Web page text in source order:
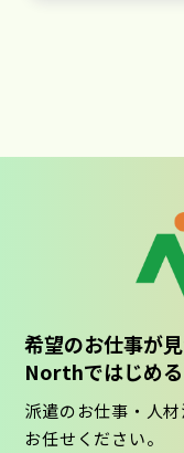
希望のお仕事が見
Northではじめる
派遣のお仕事・人
お任せください。